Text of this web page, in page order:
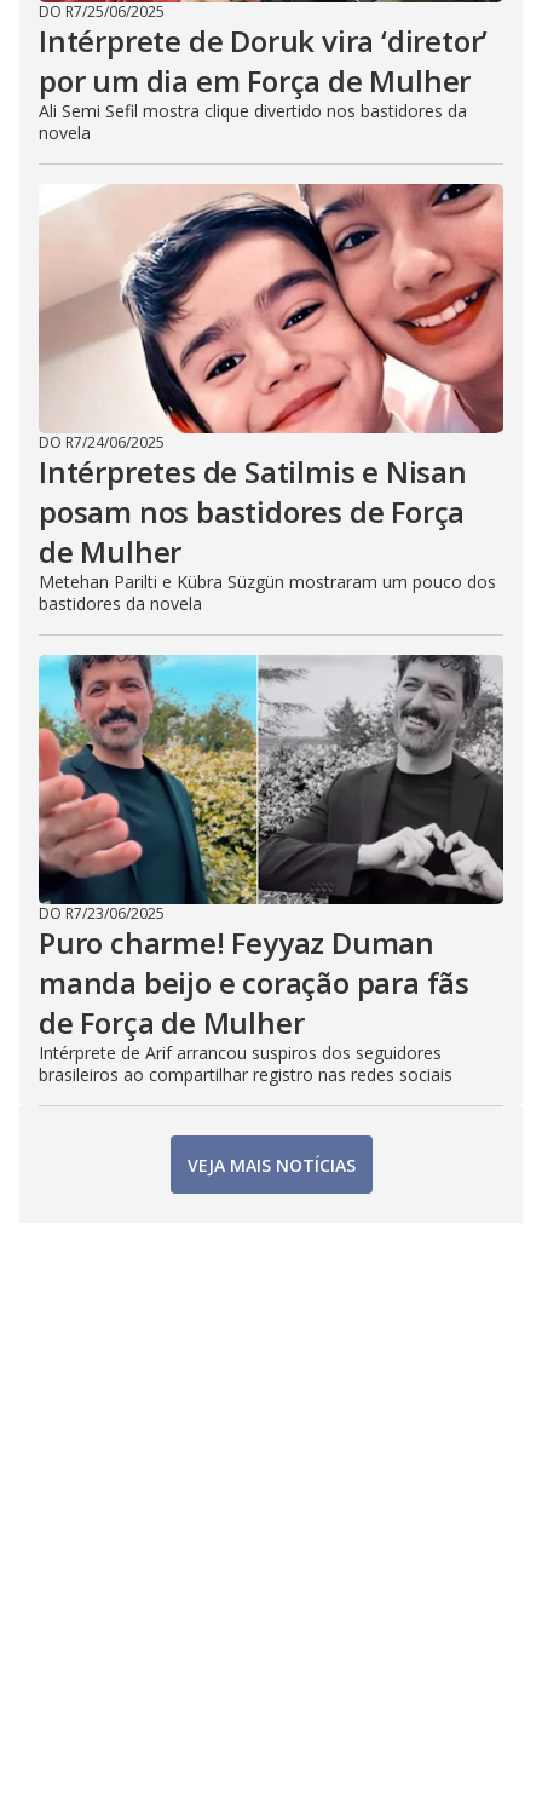
DO R7/25/06/2025
Intérprete de Doruk vira ‘diretor’
por um dia em Força de Mulher
Ali Semi Sefil mostra clique divertido nos bastidores da
novela
DO R7/24/06/2025
Intérpretes de Satilmis e Nisan
posam nos bastidores de Força
de Mulher
Metehan Parilti e Kübra Süzgün mostraram um pouco dos
bastidores da novela
DO R7/23/06/2025
Puro charme! Feyyaz Duman
manda beijo e coração para fãs
de Força de Mulher
Intérprete de Arif arrancou suspiros dos seguidores
brasileiros ao compartilhar registro nas redes sociais
VEJA MAIS NOTÍCIAS